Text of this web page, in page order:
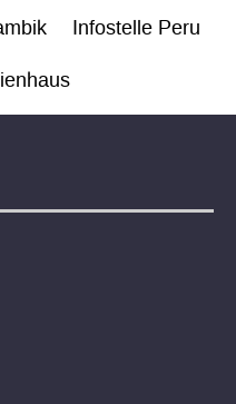
Infostelle Peru